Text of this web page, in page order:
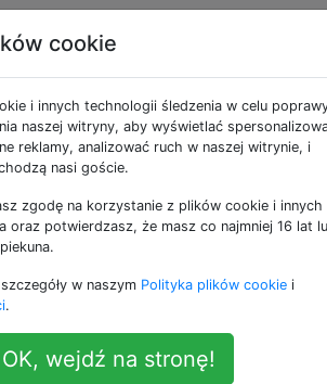
Apple Tagi
jak ustawić
karty
na końcu
Cmd-T przez cały czas, aby
nowe karty, i jest ustawiony na
cookie
i innych technologii śledzenia w celu
naszej witryny, aby wyświetlać
reklamy, analizować ruch w naszej witrynie, i
nasi goście.
zgodę na korzystanie z plików cookie i innych
oraz potwierdzasz, że masz co najmniej 16 lat
w naszym Polityka plików cookie i
.
OK, wejdź na stronę!